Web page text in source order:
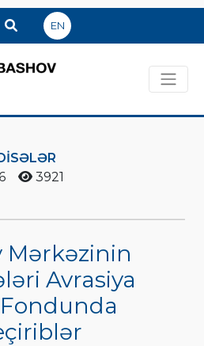
EN
3921
Mərkəzinin
Avrasiya